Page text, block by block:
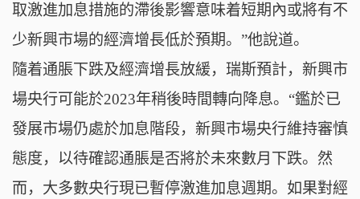
取激進加息措施的滯後影響意味着短期內或將有不
少新興市場的經濟增長低於預期。”他說道。
隨着通脹下跌及經濟增長放緩，瑞斯預計，新興市
場央行可能於2023年稍後時間轉向降息。“鑑於已
發展市場仍處於加息階段，新興市場央行維持審慎
態度，以待確認通脹是否將於未來數月下跌。然
而，大多數央行現已暫停激進加息週期。如果對經